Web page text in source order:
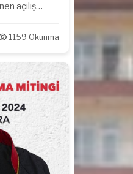
AYANOĞLU
etti.
1159 Okunma